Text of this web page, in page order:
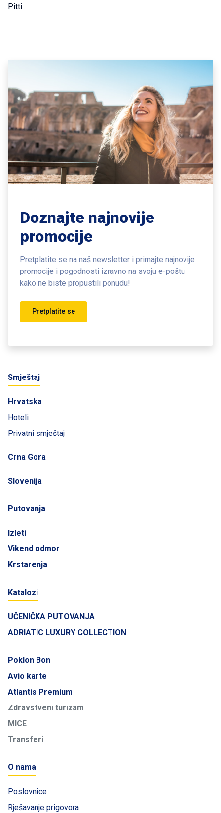
Pitti .
Doznajte najnovije
promocije
Pretplatite se na naš newsletter i primajte najnovije
promocije i pogodnosti izravno na svoju e-poštu
kako ne biste propustili ponudu!
Pretplatite se
Smještaj
Hrvatska
Hoteli
Privatni smještaj
Crna Gora
Slovenija
Putovanja
Izleti
Vikend odmor
Krstarenja
Katalozi
UČENIČKA PUTOVANJA
ADRIATIC LUXURY COLLECTION
Poklon Bon
Avio karte
Atlantis Premium
Zdravstveni turizam
MICE
Transferi
O nama
Poslovnice
Rješavanje prigovora